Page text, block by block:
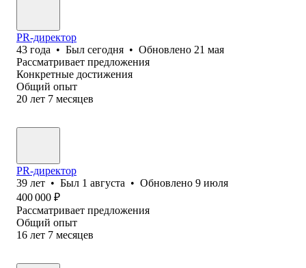
PR-директор
43 года • Был сегодня • Обновлено 21 мая
Рассматривает предложения
Конкретные достижения
Общий опыт
20 лет 7 месяцев
PR-директор
39 лет • Был 1 августа • Обновлено 9 июля
400 000 ₽
Рассматривает предложения
Общий опыт
16 лет 7 месяцев